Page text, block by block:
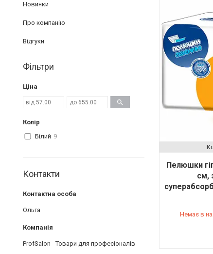
Пелюшки
см,
Немає в
Новинки
Про компанію
Відгуки
Фільтри
Ціна
Колір
Білий 9
Контакти
Ольга
ProfSalon - Товари для професіоналів